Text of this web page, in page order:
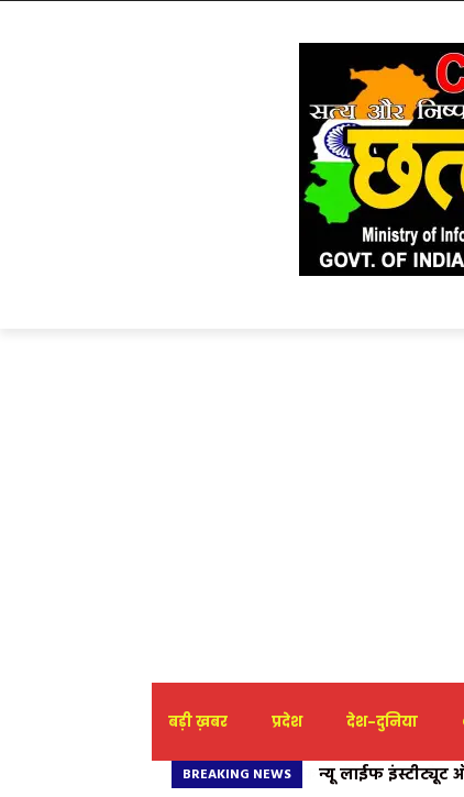
बड़ी ख़बर प्रदेश देश-दुनिया
BREAKING NEWS
न्यू लाईफ इंस्टीट्यूट